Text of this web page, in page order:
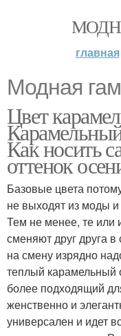
главная
Модная
Цвет
Как носить
оттенок
Базовые цвета
не выходят из моды и
Тем не менее, те или
сменяют друг друга
на смену изрядно
теплый карамельный
более подходящий
женственно и
универсален и идет